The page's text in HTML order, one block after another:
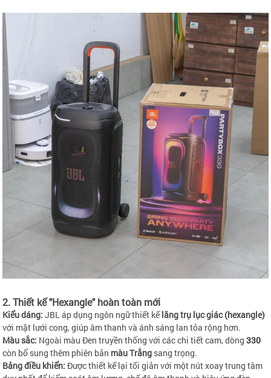
2. Thiết kế "Hexangle" hoàn toàn mới
Kiểu dáng: JBL áp dụng ngôn ngữ thiết kếlăng trụ lục giác (hexangle)
với mặt lưới cong, giúp âm thanh và ánh sáng lan tỏa rộng hơn.
Màu sắc: Ngoài màu Đen truyền thống với các chi tiết cam, dòng330
còn bổ sung thêm phiên bản màu Trắng sang trọng.
Bảng điều khiển: Được thiết kế lại tối giản với một nút xoay trung tâm